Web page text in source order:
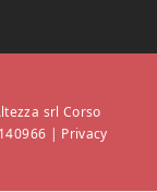
srl Corso
| Privacy